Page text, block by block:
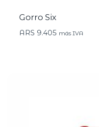
Gorro Six
ARS 9.405 más IVA